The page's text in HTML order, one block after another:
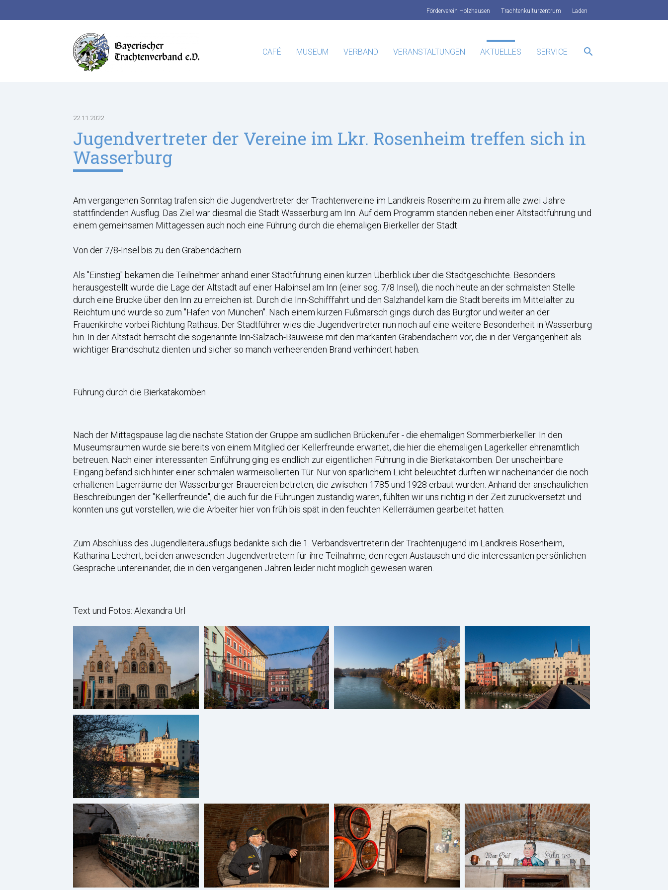
Laden
Trachtenkulturzentrum
Förderverein Holzhausen
CAFÉ MUSEUM VERBAND VERANSTALTUNGEN AKTUELLES SERVICE search
22.11.2022
Jugendvertreter der Vereine im Lkr. Rosenheim treffen sich in
Wasserburg
Am vergangenen Sonntag trafen sich die Jugendvertreter der Trachtenvereine im Landkreis Rosenheim zu ihrem alle zwei Jahre
stattfindenden Ausflug. Das Ziel war diesmal die Stadt Wasserburg am Inn. Auf dem Programm standen neben einer Altstadtführung und
einem gemeinsamen Mittagessen auch noch eine Führung durch die ehemaligen Bierkeller der Stadt.
Von der 7/8-Insel bis zu den Grabendächern
Als "Einstieg" bekamen die Teilnehmer anhand einer Stadtführung einen kurzen Überblick über die Stadtgeschichte. Besonders
herausgestellt wurde die Lage der Altstadt auf einer Halbinsel am Inn (einer sog. 7/8 Insel), die noch heute an der schmalsten Stelle
durch eine Brücke über den Inn zu erreichen ist. Durch die Inn-Schifffahrt und den Salzhandel kam die Stadt bereits im Mittelalter zu
Reichtum und wurde so zum "Hafen von München". Nach einem kurzen Fußmarsch gings durch das Burgtor und weiter an der
Frauenkirche vorbei Richtung Rathaus. Der Stadtführer wies die Jugendvertreter nun noch auf eine weitere Besonderheit in Wasserburg
hin. In der Altstadt herrscht die sogenannte Inn-Salzach-Bauweise mit den markanten Grabendächern vor, die in der Vergangenheit als
wichtiger Brandschutz dienten und sicher so manch verheerenden Brand verhindert haben.
Führung durch die Bierkatakomben
Nach der Mittagspause lag die nächste Station der Gruppe am südlichen Brückenufer - die ehemaligen Sommerbierkeller. In den
Museumsräumen wurde sie bereits von einem Mitglied der Kellerfreunde erwartet, die hier die ehemaligen Lagerkeller ehrenamtlich
betreuen. Nach einer interessanten Einführung ging es endlich zur eigentlichen Führung in die Bierkatakomben. Der unscheinbare
Eingang befand sich hinter einer schmalen wärmeisolierten Tür. Nur von spärlichem Licht beleuchtet durften wir nacheinander die noch
erhaltenen Lagerräume der Wasserburger Brauereien betreten, die zwischen 1785 und 1928 erbaut wurden. Anhand der anschaulichen
Beschreibungen der "Kellerfreunde", die auch für die Führungen zuständig waren, fühlten wir uns richtig in der Zeit zurückversetzt und
konnten uns gut vorstellen, wie die Arbeiter hier von früh bis spät in den feuchten Kellerräumen gearbeitet hatten.
Zum Abschluss des Jugendleiterausflugs bedankte sich die 1. Verbandsvertreterin der Trachtenjugend im Landkreis Rosenheim,
Katharina Lechert, bei den anwesenden Jugendvertretern für ihre Teilnahme, den regen Austausch und die interessanten persönlichen
Gespräche untereinander, die in den vergangenen Jahren leider nicht möglich gewesen waren.
Text und Fotos: Alexandra Url